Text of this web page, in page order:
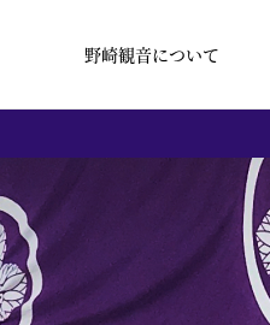
野崎観音について